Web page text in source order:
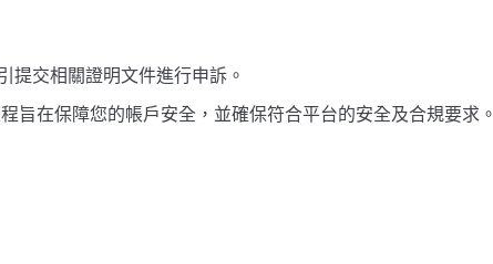
提交相關證明文件進行申訴。
旨在保障您的帳戶安全，並確保符合平台的安全及合規要求。